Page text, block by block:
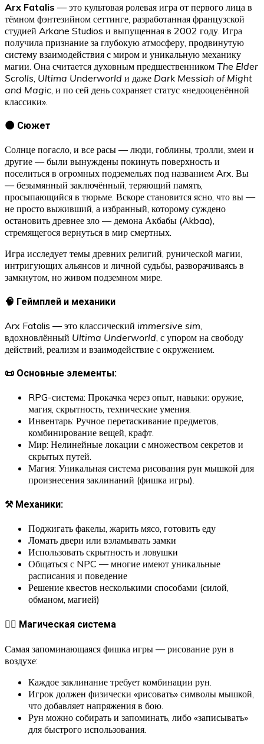
Arx Fatalis — это культовая ролевая игра от первого лица в
тёмном фэнтезийном сеттинге, разработанная французской
студией Arkane Studios и выпущенная в 2002 году. Игра
получила признание за глубокую атмосферу, продвинутую
систему взаимодействия с миром и уникальную механику
магии. Она считается духовным предшественником The Elder
Scrolls Ultima Underworld и даже Dark Messiah of Might
and Magic , и по сей день сохраняет статус «недооценённой
классики».
🌑 Сюжет
Солнце погасло, и все расы — люди, гоблины, тролли, змеи и
другие — были вынуждены покинуть поверхность и
поселиться в огромных подземельях под названием Arx. Вы
— безымянный заключённый, теряющий память,
просыпающийся в тюрьме. Вскоре становится ясно, что вы —
не просто выживший, а избранный, которому суждено
остановить древнее зло — демона Акбабы (Akbaa),
стремящегося вернуться в мир смертных.
Игра исследует темы древних религий, рунической магии,
интригующих альянсов и личной судьбы, разворачиваясь в
замкнутом, но живом подземном мире.
🧠 Геймплей и механики
Arx Fatalis — это классический immersive sim
вдохновлённый Ultima Underworld , с упором на свободу
действий, реализм и взаимодействие с окружением.
📜 Основные элементы:
RPG-система: Прокачка через опыт, навыки: оружие,
магия, скрытность, технические умения.
Инвентарь: Ручное перетаскивание предметов,
комбинирование вещей, крафт.
Мир: Нелинейные локации с множеством секретов и
скрытых путей.
Магия: Уникальная система рисования рун мышкой для
произнесения заклинаний (фишка игры).
⚒️ Механики:
Поджигать факелы, жарить мясо, готовить еду
Ломать двери или взламывать замки
Использовать скрытность и ловушки
Общаться с NPC — многие имеют уникальные
расписания и поведение
Решение квестов несколькими способами (силой,
обманом, магией)
🧙‍♂️ Магическая система
Самая запоминающаяся фишка игры — рисование рун в
воздухе:
Каждое заклинание требует комбинации рун.
Игрок должен физически «рисовать» символы мышкой,
что добавляет напряжения в бою.
Рун можно собирать и запоминать, либо «записывать»
для быстрого использования.